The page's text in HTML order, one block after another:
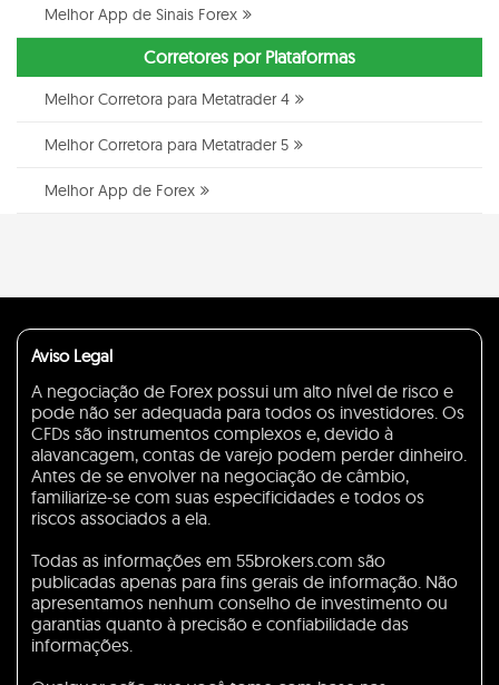
Melhor App de Sinais Forex
Corretores por Plataformas
Melhor Corretora para Metatrader 4
Melhor Corretora para Metatrader 5
Melhor App de Forex
Aviso Legal
A negociação de Forex possui um alto nível de risco e
pode não ser adequada para todos os investidores. Os
CFDs são instrumentos complexos e, devido à
alavancagem, contas de varejo podem perder dinheiro.
Antes de se envolver na negociação de câmbio,
familiarize-se com suas especificidades e todos os
riscos associados a ela.
Todas as informações em 55brokers.com são
publicadas apenas para fins gerais de informação. Não
apresentamos nenhum conselho de investimento ou
garantias quanto à precisão e confiabilidade das
informações.